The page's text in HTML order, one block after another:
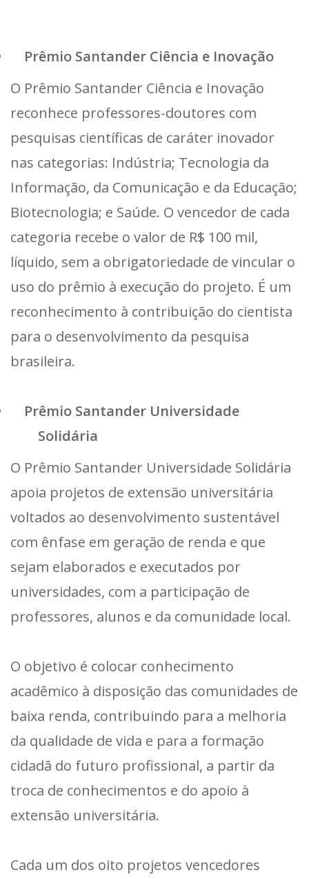
Prêmio Santander Ciência e Inovação
O Prêmio Santander Ciência e Inovação
reconhece professores-doutores com
pesquisas científicas de caráter inovador
nas categorias: Indústria; Tecnologia da
Informação, da Comunicação e da Educação;
Biotecnologia; e Saúde. O vencedor de cada
categoria recebe o valor de R$ 100 mil,
líquido, sem a obrigatoriedade de vincular o
uso do prêmio à execução do projeto. É um
reconhecimento à contribuição do cientista
para o desenvolvimento da pesquisa
brasileira.
Prêmio Santander Universidade
Solidária
O Prêmio Santander Universidade Solidária
apoia projetos de extensão universitária
voltados ao desenvolvimento sustentável
com ênfase em geração de renda e que
sejam elaborados e executados por
universidades, com a participação de
professores, alunos e da comunidade local.
O objetivo é colocar conhecimento
acadêmico à disposição das comunidades de
baixa renda, contribuindo para a melhoria
da qualidade de vida e para a formação
cidadã do futuro profissional, a partir da
troca de conhecimentos e do apoio à
extensão universitária.
Cada um dos oito projetos vencedores